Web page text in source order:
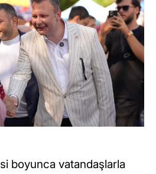
boyunca vatandaşlarla